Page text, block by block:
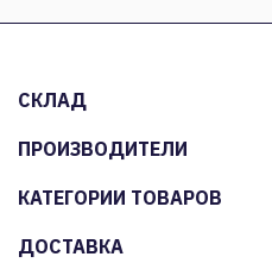
СКЛАД
ПРОИЗВОДИТЕЛИ
КАТЕГОРИИ ТОВАРОВ
ДОСТАВКА